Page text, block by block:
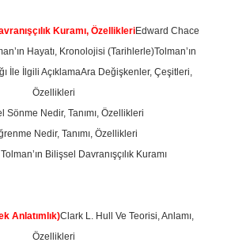
Kuramı, ÖzellikleriEdward Chace
Hayatı, Kronolojisi (Tarihlerle)Tolman’ın
İle İlgili AçıklamaAra Değişkenler, Çeşitleri,
Özellikleri
Sönme Nedir, Tanımı, Özellikleri
Nedir, Tanımı, Özellikleri
Bilişsel Davranışçılık Kuramı
Anlatımlık)Clark L. Hull Ve Teorisi, Anlamı,
Özellikleri